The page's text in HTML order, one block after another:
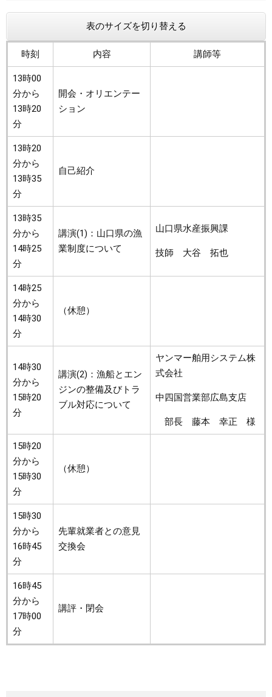
表のサイズを切り替える
時刻 内容 講師等
13時00
分から
13時20
分
開会・オリエンテー
ション
13時20
分から
13時35
分
自己紹介
13時35
分から
14時25
分
講演(1)：山口県の漁
業制度について
山口県水産振興課
技師 大谷 拓也
14時25
分から
14時30
分
（休憩）
14時30
分から
15時20
分
講演(2)：漁船とエン
ジンの整備及びトラ
ブル対応について
ヤンマー舶用システム株
式会社
中四国営業部広島支店
部長 藤本 幸正 様
15時20
分から
15時30
分
（休憩）
15時30
分から
16時45
分
先輩就業者との意見
交換会
16時45
分から
17時00
分
講評・閉会